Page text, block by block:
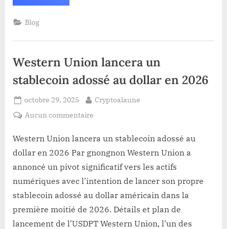
s’inscrire
sur
2025
et
gagner
des
passif…”
Blog
Western Union lancera un
stablecoin adossé au dollar en 2026
Posted
on
octobre 29, 2025 By
Cryptoalaune
Aucun commentaire
Union
lancera
stablecoin
adossé
au
dollar
en
Western Union lancera un stablecoin adossé au
dollar en 2026 Par gnongnon Western Union a
annoncé un pivot significatif vers les actifs
numériques avec l’intention de lancer son propre
stablecoin adossé au dollar américain dans la
première moitié de 2026. Détails et plan de
lancement de l’USDPT Western Union, l’un des